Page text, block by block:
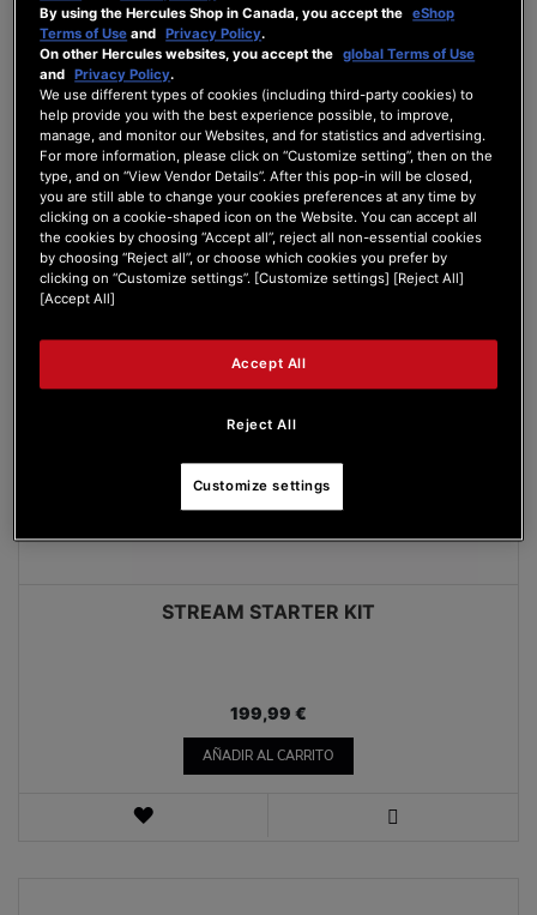
AÑADIR AL CARRITO
LISTA
DE
DESEOS
VISTA
STREAM STARTER KIT
199,99 €
AÑADIR AL CARRITO
LISTA
By using the Hercules Shop in Canada, you accept the eShop
Terms of Use and Privacy Policy.
On other Hercules websites, you accept the global Terms of Use
and Privacy Policy.
We use different types of cookies (including third-party cookies) to
help provide you with the best experience possible, to improve,
manage, and monitor our Websites, and for statistics and advertising.
For more information, please click on “Customize setting”, then on the
type, and on “View Vendor Details”. After this pop-in will be closed,
you are still able to change your cookies preferences at any time by
clicking on a cookie-shaped icon on the Website. You can accept all
the cookies by choosing “Accept all”, reject all non-essential cookies
by choosing “Reject all”, or choose which cookies you prefer by
clicking on “Customize settings”. [Customize settings] [Reject All]
[Accept All]
Reject All
Accept All
Customize settings